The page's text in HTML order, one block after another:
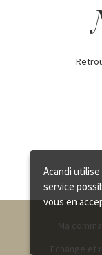
Ma
Echange et
Acandi
service
vous en